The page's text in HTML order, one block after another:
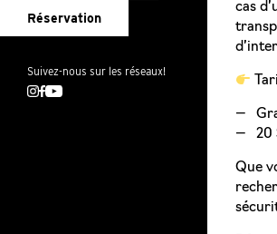
Réservation
Suivez-nous sur les réseaux!
Instagram
Facebook
Youtube
cas
20
Que